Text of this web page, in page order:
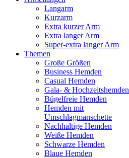
Langarm
Kurzarm
Extra kurzer Arm
Extra langer Arm
Super-extra langer Arm
Themen
Große Größen
Business Hemden
Casual Hemden
Gala- & Hochzeitshemden
Bügelfreie Hemden
Hemden mit
Umschlagmanschette
Nachhaltige Hemden
Weiße Hemden
Schwarze Hemden
Blaue Hemden